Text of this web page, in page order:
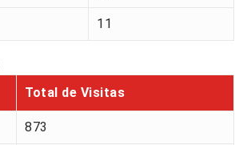
11
Total de Visitas
873